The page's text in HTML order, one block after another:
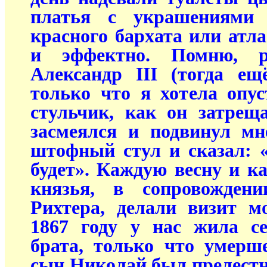
платья с
красного бархата или
и эффектно. Помню,
Александр III (тогда
только что я хотела
стульчик, как он
засмеялся и подвинул
штофный стул и сказал:
будет». Каждую весну и
князья, в
Рихтера, делали визит
1867 году у нас жила
брата, только что